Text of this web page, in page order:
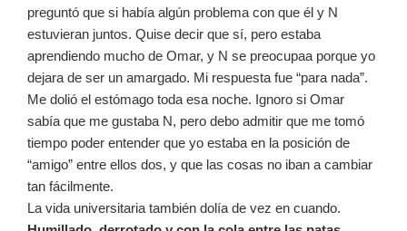
preguntó que si había algún problema con que él y N
estuvieran juntos. Quise decir que sí, pero estaba
aprendiendo mucho de Omar, y N se preocupaa porque yo
dejara de ser un amargado. Mi respuesta fue “para nada”.
Me dolió el estómago toda esa noche. Ignoro si Omar
sabía que me gustaba N, pero debo admitir que me tomó
tiempo poder entender que yo estaba en la posición de
“amigo” entre ellos dos, y que las cosas no iban a cambiar
tan fácilmente.
La vida universitaria también dolía de vez en cuando.